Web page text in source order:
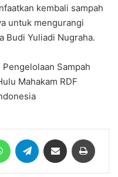
kembali sampah
untuk mengurangi
Budi Yuliadi Nugraha.
Pengelolaan Sampah
Mahakam RDF
WhatsAppTelegram Share via Email